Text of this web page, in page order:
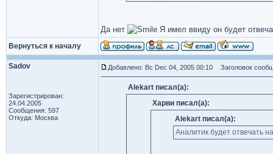
Да нет Я имел ввиду он будет
Вернуться к началу
Sadov
Зарегистрирован:
24.04.2005
Сообщения: 597
Откуда: Москва
Добавлено: Вс Dec 04, 2005 00:10 Заголовок
Alekart писал(а):
Харви писал(а):
Alekart писал(а):
Аналитик будет отвечать